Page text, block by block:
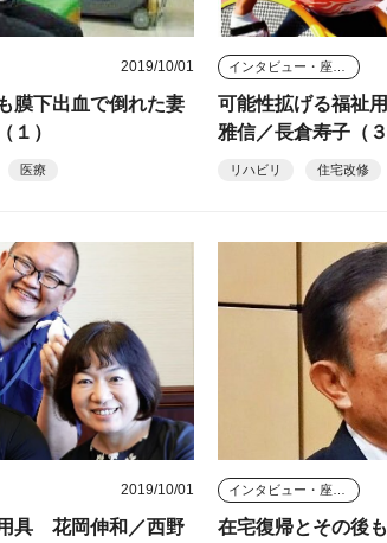
2019/10/01
膜下出血で倒れた妻
１）
医療
可能性拡げる福祉
雅信／長倉寿子（３
リハビリ 住宅改修
2019/10/01
具 花岡伸和／西野
在宅復帰とその後